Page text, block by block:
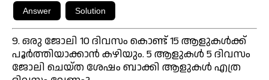
9. ഒരു ജോലി 10 ദിവസം കൊണ്ട് 15 ആളുകൾക്ക്
പൂർത്തിയാക്കാൻ കഴിയും. 5 ആളുകൾ 5 ദിവസം
ജോലി ചെയ്ത ശേഷം ബാക്കി ആളുകൾ എത്ര